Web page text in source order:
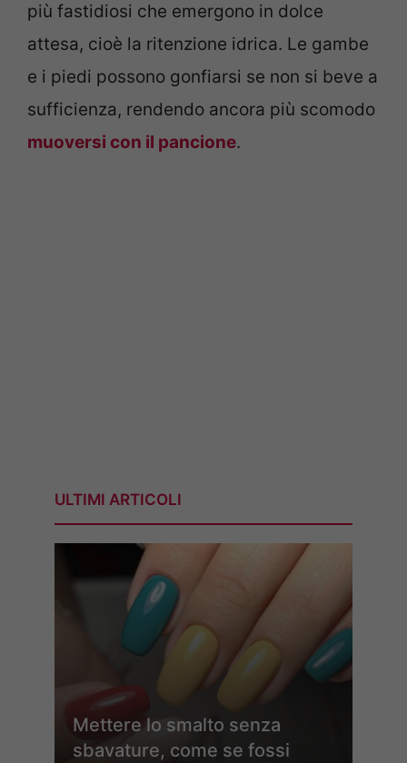
più fastidiosi che emergono in dolce
attesa, cioè la ritenzione idrica. Le gambe
e i piedi possono gonfiarsi se non si beve a
sufficienza, rendendo ancora più scomodo
muoversi con il pancione.
ULTIMI ARTICOLI
Mettere lo smalto senza
sbavature, come se fossi